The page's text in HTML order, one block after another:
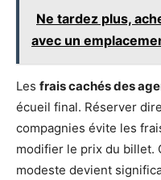
Ne tardez plus,
avec un
Les frais cachés des
écueil final. Réserver
compagnies évite les
modifier le prix du billet.
modeste devient